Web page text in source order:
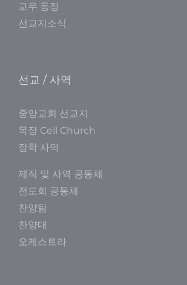
교우 동정
선교지소식
선교 / 사역
중앙교회 선교지
목장 Cell Church
장학 사역
제직 및 사역 공동체
전도회 공동체
찬양팀
찬양대
오케스트라